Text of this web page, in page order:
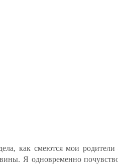
как смеются мои
Я одновременно